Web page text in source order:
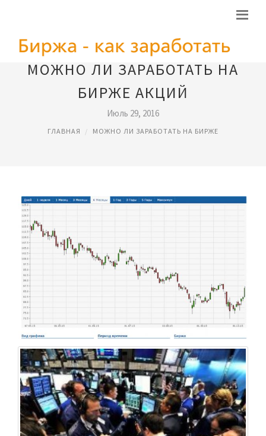
МОЖНО ЛИ ЗАРАБОТАТЬ НА
БИРЖЕ АКЦИЙ
Июль 29, 2016
ГЛАВНАЯ МОЖНО ЛИ ЗАРАБОТАТЬ НА БИРЖЕ